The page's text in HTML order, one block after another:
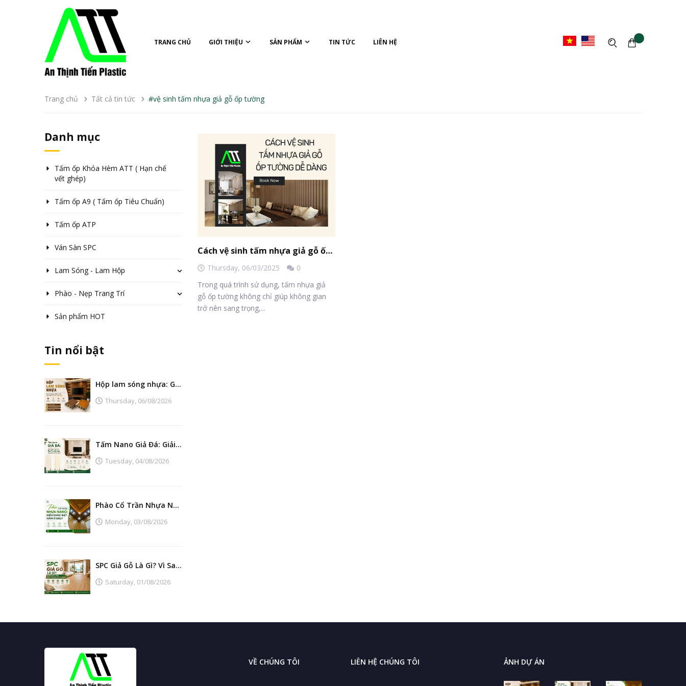
TRANG CHỦ GIỚI THIỆU SẢN PHẨM TIN TỨC LIÊN HỆ
Trang chủ Tất cả tin tức #vệ sinh tấm nhựa giả gỗ ốp tường
Cách vệ sinh tấm nhựa giả gỗ ốp tường dễ dàng
Thursday, 06/03/2025
0
Trong quá trình sử dụng, tấm nhựa giả
gỗ ốp tường không chỉ giúp không gian
trở nên sang trọng,...
Danh mục
Tấm ốp Khóa Hèm ATT ( Hạn chế
vết ghép)
Tấm ốp A9 ( Tấm ốp Tiêu Chuẩn)
Tấm ốp ATP
Ván Sàn SPC
Lam Sóng - Lam Hộp
Phào - Nẹp Trang Trí
Sản phẩm HOT
Tin nổi bật
Hộp lam sóng nhựa: Giải pháp tạo điểm nhấn nội thất hiện đại, bền đẹp
Thursday, 06/08/2026
Tấm Nano Giả Đá: Giải Pháp Thay Thế Đá Tự Nhiên Đẹp, Bền Và Tiết Kiệm
Tuesday, 04/08/2026
Phào Cổ Trần Nhựa Nano: Điều Khác Biệt Nằm Ở Đâu?
Monday, 03/08/2026
SPC Giả Gỗ Là Gì? Vì Sao Ngày Càng Thay Thế Sàn Gỗ Tự Nhiên?
Saturday, 01/08/2026
VỀ CHÚNG TÔI LIÊN HỆ CHÚNG TÔI ẢNH DỰ ÁN